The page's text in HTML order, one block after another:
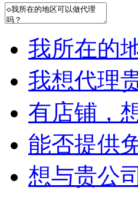
我所在的
我想代理
有店铺，
能否提供
想与贵公